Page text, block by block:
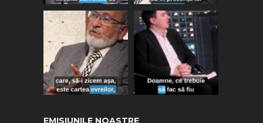
EMISIUNILE NOASTRE